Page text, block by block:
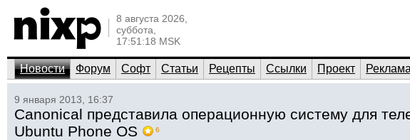
8 августа 2026,
суббота,
17:51:18 MSK
Новости Форум Софт Статьи Рецепты Ссылки Проект Реклама
9 января 2013, 16:37
Canonical представила операционную систему для
Ubuntu Phone OS
6